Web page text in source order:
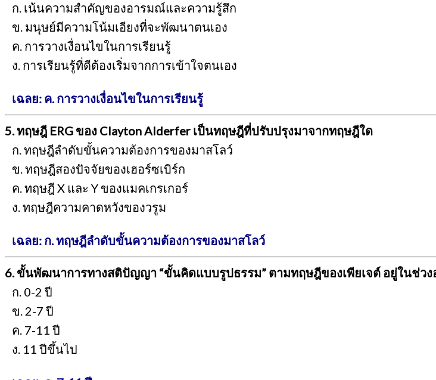
ก. เน้นความสำคัญของอารมณ์และความรู้สึก
ข. มนุษย์มีความโน้มเอียงที่จะพัฒนาตนเอง
ค. การวางเงื่อนไขในการเรียนรู้
ง. การเรียนรู้ที่ดีต้องเริ่มจากการเข้าใจตนเอง
เฉลย: ค. การวางเงื่อนไขในการเรียนรู้
5. ทฤษฎี ERG ของ Clayton Alderfer เป็นทฤษฎีที่ปรับปรุงมาจากทฤษฎีใด
ก. ทฤษฎีลำดับขั้นความต้องการของมาสโลว์
ข. ทฤษฎีสองปัจจัยของเฮอร์ซเบิร์ก
ค. ทฤษฎี X และ Y ของแมคเกรเกอร์
ง. ทฤษฎีความคาดหวังของวรูม
เฉลย: ก. ทฤษฎีลำดับขั้นความต้องการของมาสโลว์
6. ขั้นพัฒนาการทางสติปัญญา “ขั้นคิดแบบรูปธรรม” ตามทฤษฎีของเพียเจต์ อยู่ในช่วง
ก. 0-2 ปี
ข. 2-7 ปี
ค. 7-11 ปี
ง. 11 ปีขึ้นไป